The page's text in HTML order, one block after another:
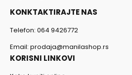
KONKTAKTIRAJTE NAS
Telefon: 064 9426772
Email: prodaja@manilashop.rs
KORISNI LINKOVI